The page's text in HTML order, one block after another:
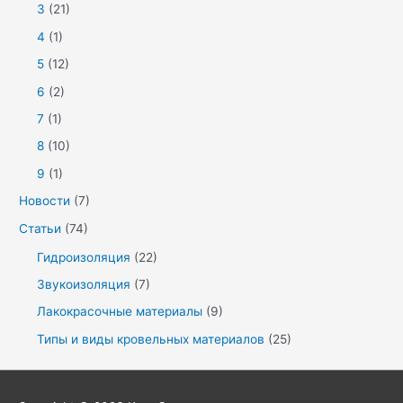
3 (21)
4 (1)
5 (12)
6 (2)
7 (1)
8 (10)
9 (1)
Новости (7)
Статьи (74)
Гидроизоляция (22)
Звукоизоляция (7)
Лакокрасочные материалы (9)
Типы и виды кровельных материалов (25)